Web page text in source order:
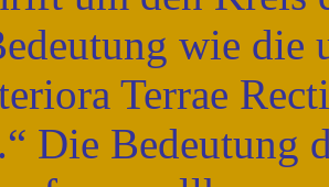
wie die
Terrae
Die Bedeutung